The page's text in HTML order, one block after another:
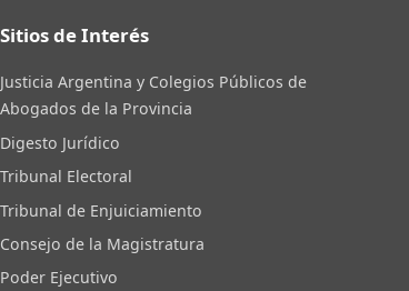
Sitios de Interés
Justicia Argentina y Colegios Públicos de
Abogados de la Provincia
Digesto Jurídico
Tribunal Electoral
Tribunal de Enjuiciamiento
Consejo de la Magistratura
Poder Ejecutivo